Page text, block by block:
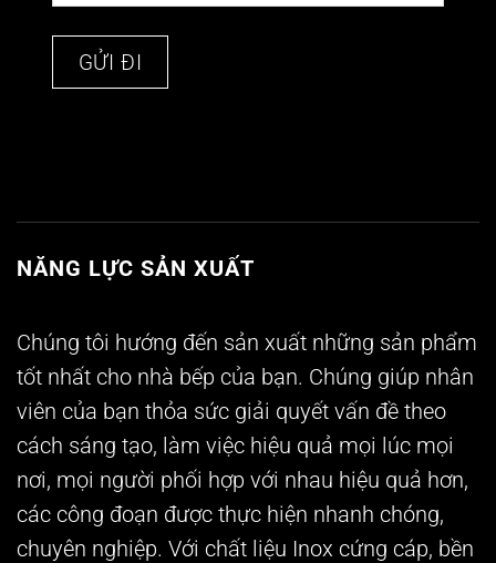
NĂNG LỰC SẢN XUẤT
Chúng tôi hướng đến sản xuất những sản phẩm
tốt nhất cho nhà bếp của bạn. Chúng giúp nhân
viên của bạn thỏa sức giải quyết vấn đề theo
cách sáng tạo, làm việc hiệu quả mọi lúc mọi
nơi, mọi người phối hợp với nhau hiệu quả hơn,
các công đoạn được thực hiện nhanh chóng,
chuyên nghiệp. Với chất liệu Inox cứng cáp, bền